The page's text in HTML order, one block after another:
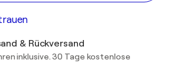
& Rückversand
inklusive. 30 Tage kostenlose